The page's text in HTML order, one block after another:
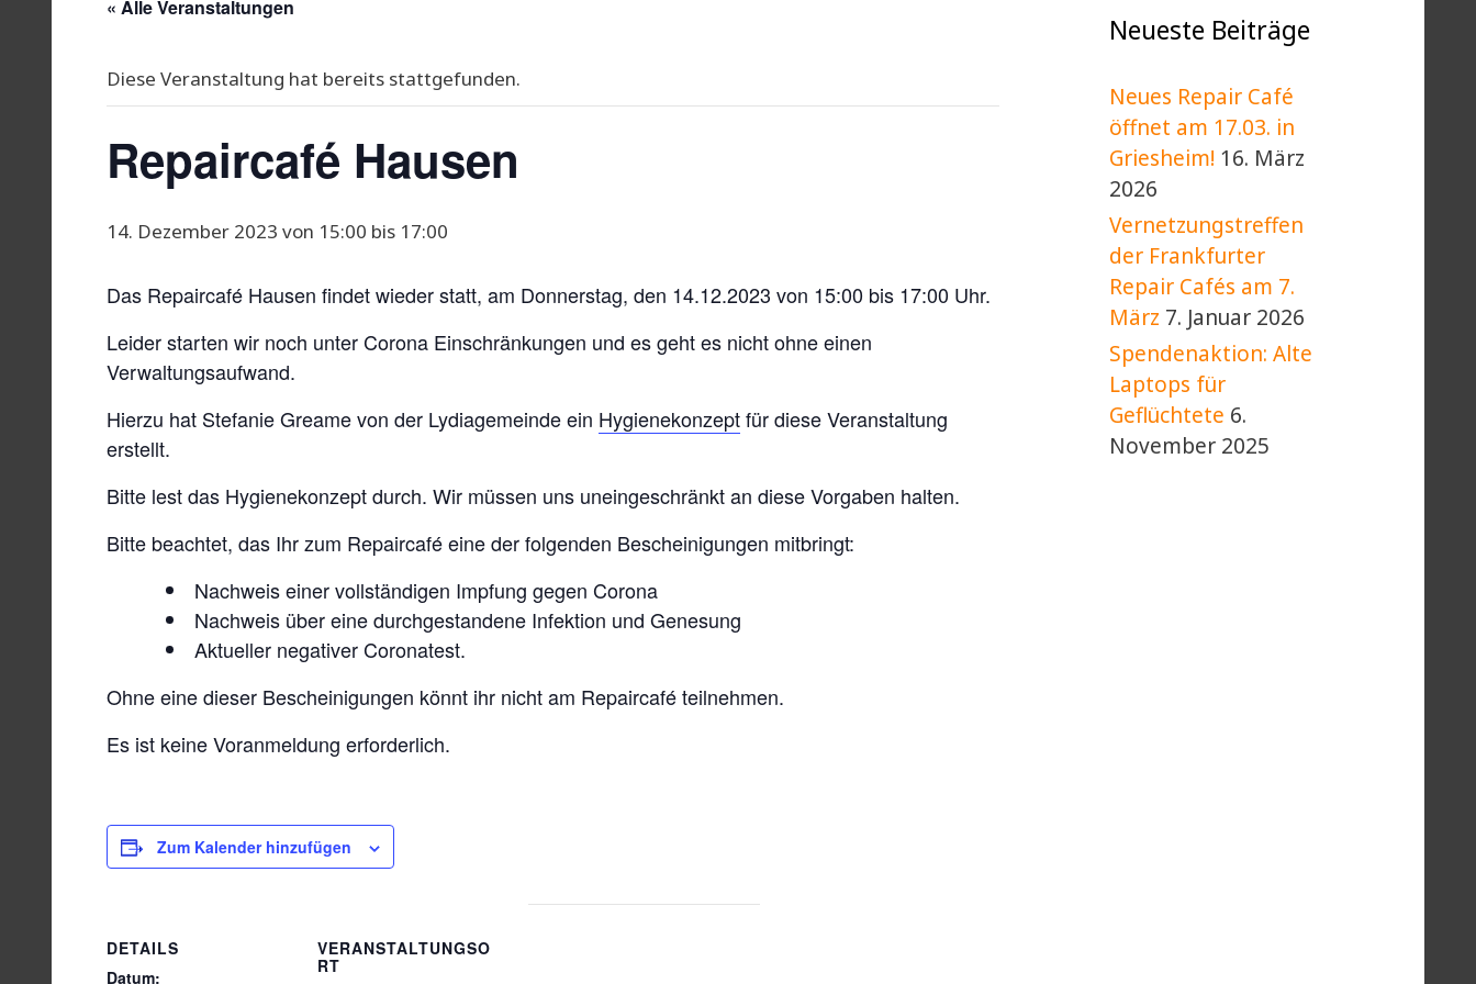
« Alle Veranstaltungen
Diese Veranstaltung hat bereits stattgefunden.
Repaircafé Hausen
14. Dezember 2023 von 15:00 bis 17:00
Das Repaircafé Hausen findet wieder statt, am Donnerstag, den 14.12.2023 von 15:00 bis 17:00 Uhr.
Leider starten wir noch unter Corona Einschränkungen und es geht es nicht ohne einen
Verwaltungsaufwand.
Hierzu hat Stefanie Greame von der Lydiagemeinde ein Hygienekonzeptfür diese Veranstaltung
erstellt.
Bitte lest das Hygienekonzept durch. Wir müssen uns uneingeschränkt an diese Vorgaben halten.
Bitte beachtet, das Ihr zum Repaircafé eine der folgenden Bescheinigungen mitbringt:
Nachweis einer vollständigen Impfung gegen Corona
Nachweis über eine durchgestandene Infektion und Genesung
Aktueller negativer Coronatest.
Ohne eine dieser Bescheinigungen könnt ihr nicht am Repaircafé teilnehmen.
Es ist keine Voranmeldung erforderlich.
Zum Kalender hinzufügen
DETAILS
Datum:
VERANSTALTUNGSO
RT
Neueste Beiträge
Neues Repair Café
öffnet am 17.03. in
Griesheim! 16. März
2026
Vernetzungstreffen
der Frankfurter
Repair Cafés am 7.
März 7. Januar 2026
Spendenaktion: Alte
Laptops für
Geflüchtete 6.
November 2025